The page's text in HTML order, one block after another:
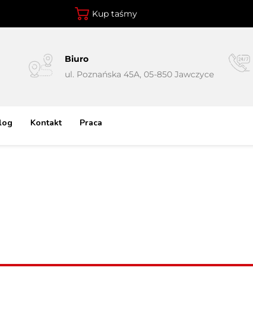
Kup taśmy
Biuro
ul. Poznańska 45A, 05-850 Jawczyce
Kontakt Praca